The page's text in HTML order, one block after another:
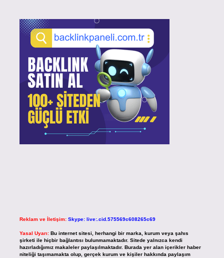
Reklam ve İletişim: Skype: live:.cid.575569c608265c69
Yasal Uyarı: Bu internet sitesi, herhangi bir marka, kurum veya şahıs
şirketi ile hiçbir bağlantısı bulunmamaktadır. Sitede yalnızca kendi
hazırladığımız makaleler paylaşılmaktadır. Burada yer alan içerikler haber
niteliği taşımamakta olup, gerçek kurum ve kişiler hakkında paylaşım